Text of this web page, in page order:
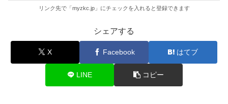
リンク先で「myzkc.jp」にチェックを入れると登録できます
シェアする
X Facebook はてブ
LINE コピー